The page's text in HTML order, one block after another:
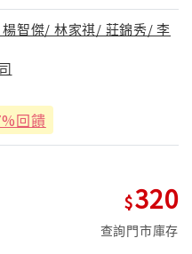
智傑/ 林家祺/ 莊錦秀/ 李
回饋
320
查詢門市庫存